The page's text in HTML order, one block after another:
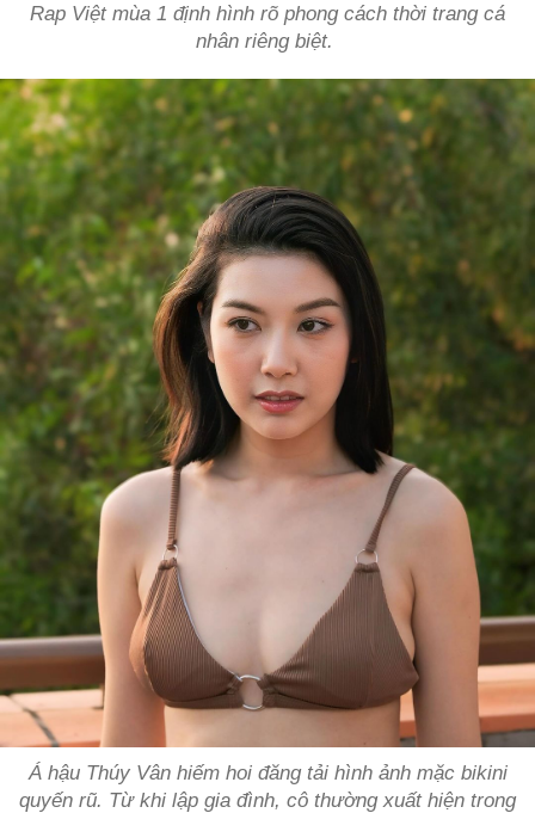
Rap Việt mùa 1 định hình rõ phong cách thời trang cá
nhân riêng biệt.
Á hậu Thúy Vân hiếm hoi đăng tải hình ảnh mặc bikini
quyến rũ. Từ khi lập gia đình, cô thường xuất hiện trong